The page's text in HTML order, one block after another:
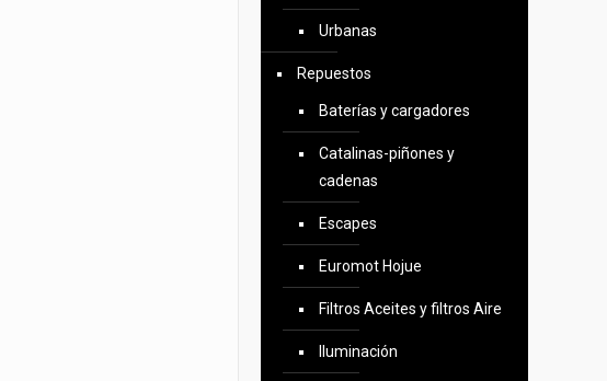
Urbanas
Repuestos
Baterías y cargadores
Catalinas-piñones y
cadenas
Escapes
Euromot Hojue
Filtros Aceites y filtros Aire
Iluminación